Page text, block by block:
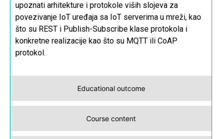
Educational outcome
Course content
upoznati arhitekture i protokole viših slojeva za
povezivanje IoT uređaja sa IoT serverima u mreži, kao
što su REST i Publish-Subscribe klase protokola i
konkretne realizacije kao što su MQTT ili CoAP
protokol.